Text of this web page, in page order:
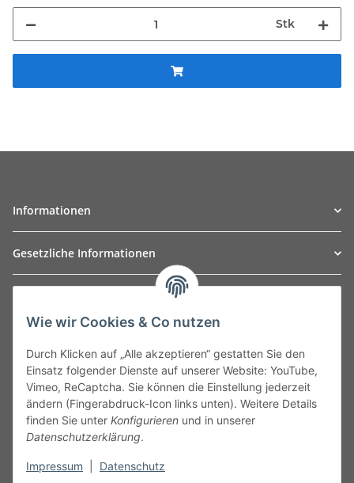
Stk
Informationen
Gesetzliche Informationen
Leibnizstraße 2a
Germany
Phone:+49 40 5287270
Fax:+49 40 5281050
Email:sales@tow-automotive.de
Wie wir Cookies & Co nutzen
Durch Klicken auf „Alle akzeptieren“ gestatten Sie den
Einsatz folgender Dienste auf unserer Website: YouTube,
Vimeo, ReCaptcha. Sie können die Einstellung jederzeit
ändern (Fingerabdruck-Icon links unten). Weitere Details
finden Sie unter Konfigurieren und in unserer
Datenschutzerklärung.
Impressum Datenschutz